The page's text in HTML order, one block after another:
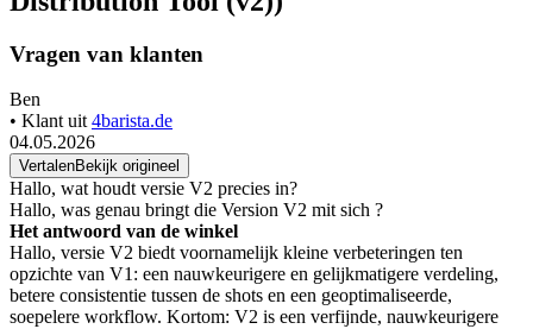
Zoekt u meer informatie over PUQpress Navigator - Automatic
Distribution Tool (v2)?
In onze technische ondersteuningssectie vindt u veelgestelde vragen
van dit product. Als u een specifieke vraag heeft over PUQpress
Navigator - Automatic Distribution Tool (v2), kunt u deze stellen in
het discussieforum hieronder. We beantwoorden uw vraag graag.
429,00 €
Excl. BTW: 354,55 €
Geen voorraad meer
Waakhond Gerelateerde producten
FAQ (PUQpress Navigator - Automatic